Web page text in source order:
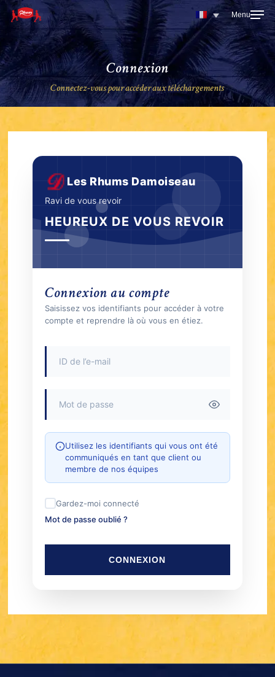
Skip
main
content
Connexion
Connectez-vous pour accéder aux téléchargements
Les Rhums Damoiseau
Ravi de vous revoir
HEUREUX DE VOUS REVOIR
Connexion au compte
Saisissez vos identifiants pour accéder à votre
compte et reprendre là où vous en étiez.
Utilisez les identifiants qui vous ont été
communiqués en tant que client ou
membre de nos équipes
Gardez-moi connecté
Mot de passe oublié ?
CONNEXION